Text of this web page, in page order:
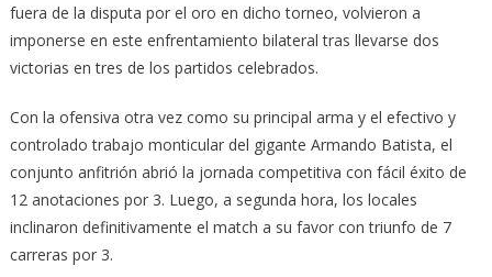
fuera de la disputa por el oro en dicho torneo, volvieron a
imponerse en este enfrentamiento bilateral tras llevarse dos
victorias en tres de los partidos celebrados.
Con la ofensiva otra vez como su principal arma y el efectivo y
controlado trabajo monticular del gigante Armando Batista, el
conjunto anfitrión abrió la jornada competitiva con fácil éxito de
12 anotaciones por 3. Luego, a segunda hora, los locales
inclinaron definitivamente el match a su favor con triunfo de 7
carreras por 3.